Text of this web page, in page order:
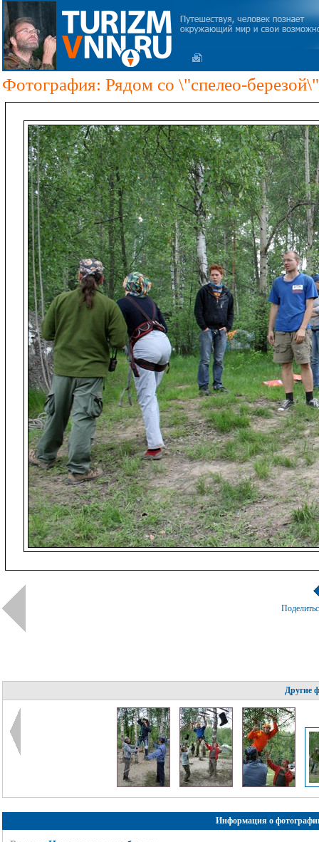
Фотография: Рядом со \"спелео-березой\"
Другие
Информация о